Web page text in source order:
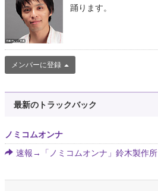
踊ります。
メンバーに登録
最新のトラックバック
ノミコムオンナ
速報→「ノミコムオンナ」鈴木製作所